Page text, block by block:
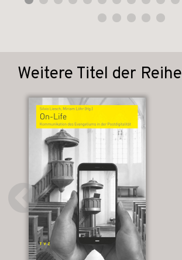
Weitere Titel der Reihe